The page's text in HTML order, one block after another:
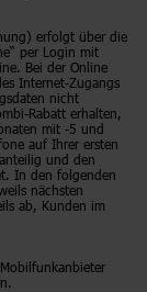
erfolgt über die
per Login mit
Bei der Online
Internet-Zugangs
nicht
Rabatt erhalten,
mit -5 und
auf Ihrer ersten
und den
In den folgenden
nächsten
ab, Kunden im